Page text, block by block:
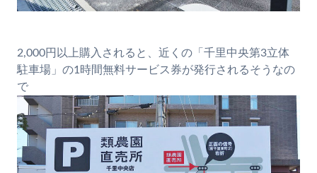
2,000円以上購入されると、近くの「千里中央第3立体
駐車場」の1時間無料サービス券が発行されるそうなの
で